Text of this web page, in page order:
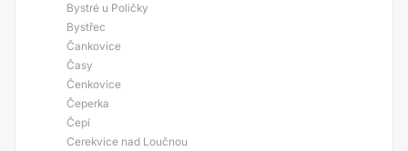
Bystré u Poličky
Bystřec
Čankovice
Časy
Čenkovice
Čeperka
Čepí
Cerekvice nad Loučnou